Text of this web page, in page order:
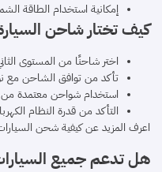
إمكانية استخدام الطاقة
كيف تختار شاحن
اختر شاحنًا من المستوى
تأكد من توافق الشاحن مع
استخدام شواحن معتمدة من
التأكد من قدرة النظام
اعرف المزيد عن كيفية شحن السيارات
هل تدعم جميع